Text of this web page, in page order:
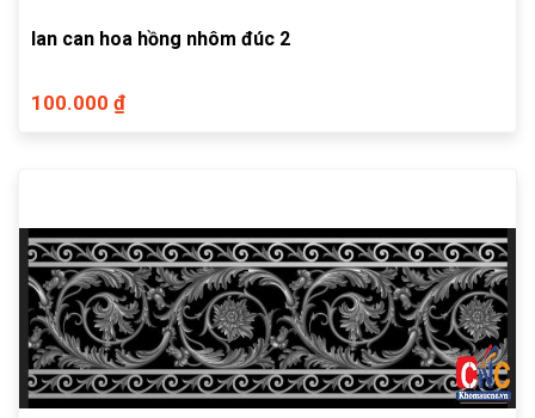
lan can hoa hồng nhôm đúc 2
100.000 ₫